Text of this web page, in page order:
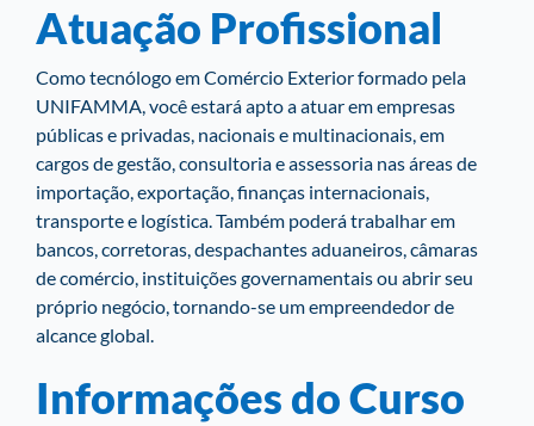
Atuação Profissional
Como tecnólogo em Comércio Exterior formado pela
UNIFAMMA, você estará apto a atuar em empresas
públicas e privadas, nacionais e multinacionais, em
cargos de gestão, consultoria e assessoria nas áreas de
importação, exportação, finanças internacionais,
transporte e logística. Também poderá trabalhar em
bancos, corretoras, despachantes aduaneiros, câmaras
de comércio, instituições governamentais ou abrir seu
próprio negócio, tornando-se um empreendedor de
alcance global.
Informações do Curso